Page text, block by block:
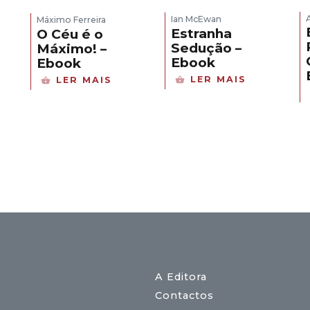
Máximo Ferreira
O Céu é o
Máximo! –
Ebook
LER MAIS
Ian McEwan
Estranha
Sedução –
Ebook
LER MAIS
A Editora
Contactos